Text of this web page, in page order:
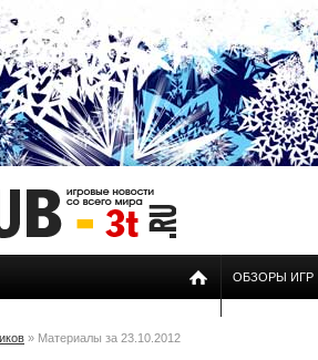
ОБЗОРЫ ИГР
» Материалы за 23.10.2012